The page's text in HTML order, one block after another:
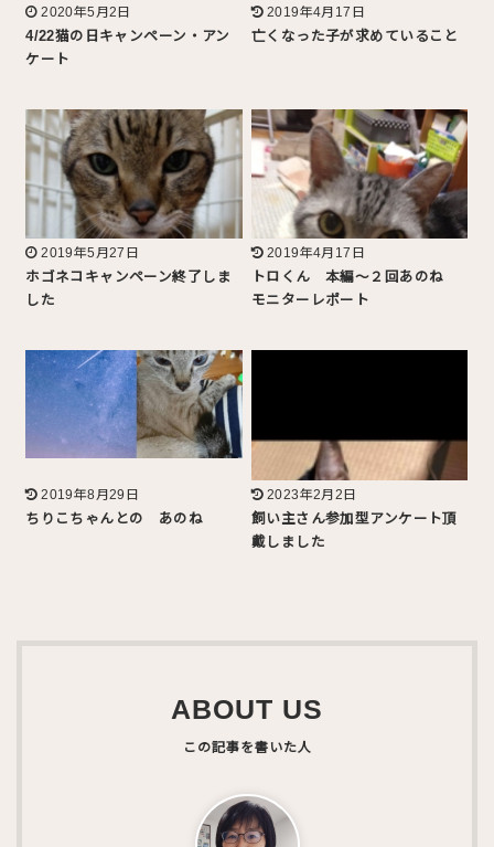
2020年5月2日
4/22猫の日キャンペーン・アン
ケート
2019年4月17日
亡くなった子が求めていること
2019年5月27日
ホゴネコキャンペーン終了しま
した
2019年4月17日
トロくん 本編〜２回あのね
モニターレポート
2019年8月29日
ちりこちゃんとの あのね
2023年2月2日
飼い主さん参加型アンケート頂
戴しました
ABOUT US